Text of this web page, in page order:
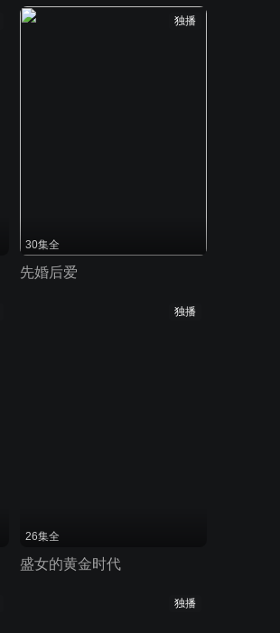
独播
30集全
先婚后爱
独播
26集全
盛女的黄金时代
独播